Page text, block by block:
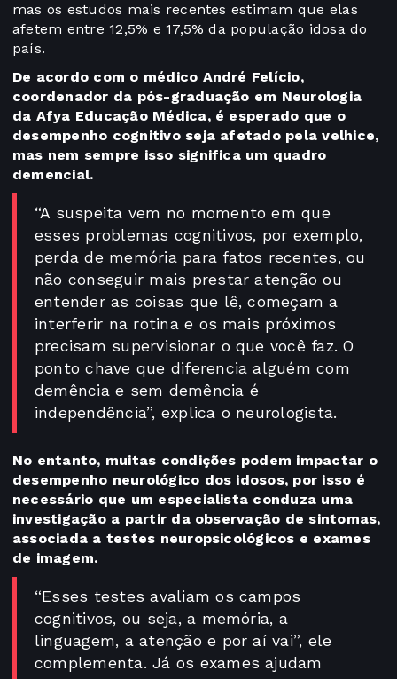
mas os estudos mais recentes estimam que elas
afetem entre 12,5% e 17,5% da população idosa do
país.
De acordo com o médico André Felício,
coordenador da pós-graduação em Neurologia
da Afya Educação Médica, é esperado que o
desempenho cognitivo seja afetado pela velhice,
mas nem sempre isso significa um quadro
demencial.
“A suspeita vem no momento em que
esses problemas cognitivos, por exemplo,
perda de memória para fatos recentes, ou
não conseguir mais prestar atenção ou
entender as coisas que lê, começam a
interferir na rotina e os mais próximos
precisam supervisionar o que você faz. O
ponto chave que diferencia alguém com
demência e sem demência é
independência”, explica o neurologista.
No entanto, muitas condições podem impactar o
desempenho neurológico dos idosos, por isso é
necessário que um especialista conduza uma
investigação a partir da observação de sintomas,
associada a testes neuropsicológicos e exames
de imagem.
“Esses testes avaliam os campos
cognitivos, ou seja, a memória, a
linguagem, a atenção e por aí vai”, ele
complementa. Já os exames ajudam